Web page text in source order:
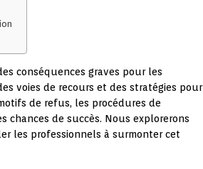
conséquences graves pour les
voies de recours et des stratégies pour
de refus, les procédures de
chances de succès. Nous explorerons
les professionnels à surmonter cet